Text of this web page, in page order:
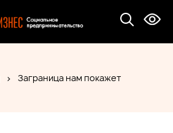
Заграница нам покажет